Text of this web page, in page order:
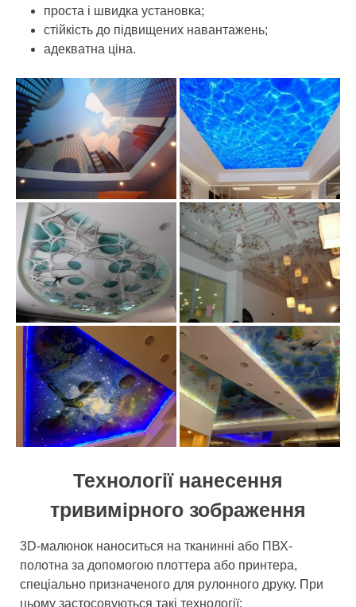
проста і швидка установка;
стійкість до підвищених навантажень;
адекватна ціна.
Технології нанесення
тривимірного зображення
3D-малюнок наноситься на тканинні або ПВХ-
полотна за допомогою плоттера або принтера,
спеціально призначеного для рулонного друку. При
цьому застосовуються такі технології: